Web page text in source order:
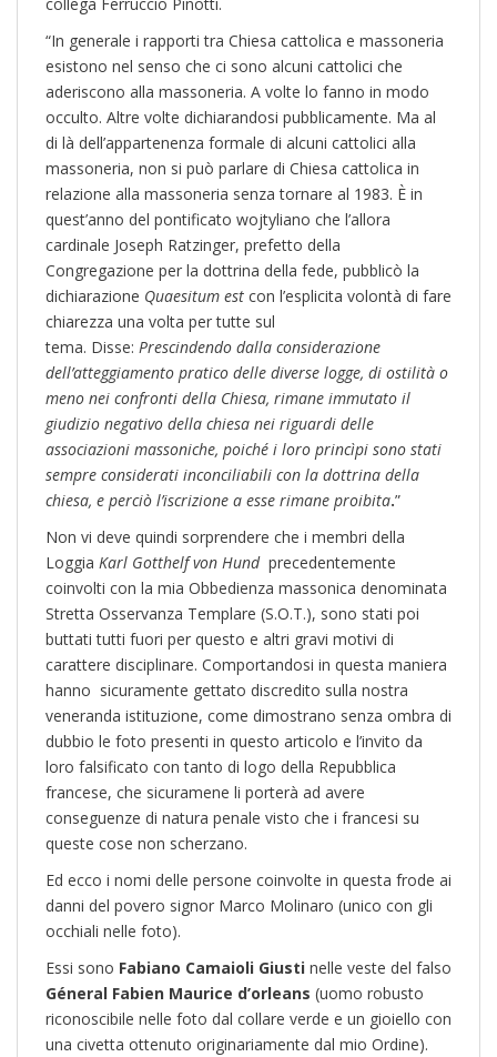
collega Ferruccio Pinotti.
“In generale i rapporti tra Chiesa cattolica e massoneria
esistono nel senso che ci sono alcuni cattolici che
aderiscono alla massoneria. A volte lo fanno in modo
occulto. Altre volte dichiarandosi pubblicamente. Ma al
di là dell’appartenenza formale di alcuni cattolici alla
massoneria, non si può parlare di Chiesa cattolica in
relazione alla massoneria senza tornare al 1983. È in
quest’anno del pontificato wojtyliano che l’allora
cardinale Joseph Ratzinger, prefetto della
Congregazione per la dottrina della fede, pubblicò la
dichiarazione Quaesitum est con l’esplicita volontà di fare
chiarezza una volta per tutte sul
tema. Disse: Prescindendo dalla considerazione
dell’atteggiamento pratico delle diverse logge, di ostilità o
meno nei confronti della Chiesa, rimane immutato il
giudizio negativo della chiesa nei riguardi delle
associazioni massoniche, poiché i loro princìpi sono stati
sempre considerati inconciliabili con la dottrina della
chiesa, e perciò l’iscrizione a esse rimane proibita.”
Non vi deve quindi sorprendere che i membri della
Loggia Karl Gotthelf von Hund precedentemente
coinvolti con la mia Obbedienza massonica denominata
Stretta Osservanza Templare (S.O.T.), sono stati poi
buttati tutti fuori per questo e altri gravi motivi di
carattere disciplinare. Comportandosi in questa maniera
hanno sicuramente gettato discredito sulla nostra
veneranda istituzione, come dimostrano senza ombra di
dubbio le foto presenti in questo articolo e l’invito da
loro falsificato con tanto di logo della Repubblica
francese, che sicuramene li porterà ad avere
conseguenze di natura penale visto che i francesi su
queste cose non scherzano.
Ed ecco i nomi delle persone coinvolte in questa frode ai
danni del povero signor Marco Molinaro (unico con gli
occhiali nelle foto).
Essi sono Fabiano Camaioli Giusti nelle veste del falso
Géneral Fabien Maurice d’orleans (uomo robusto
riconoscibile nelle foto dal collare verde e un gioiello con
una civetta ottenuto originariamente dal mio Ordine).